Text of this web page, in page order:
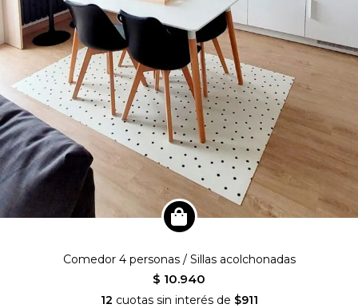
Comedor 4 personas / Sillas acolchonadas
$ 10.940
12 cuotas sin interés de $911